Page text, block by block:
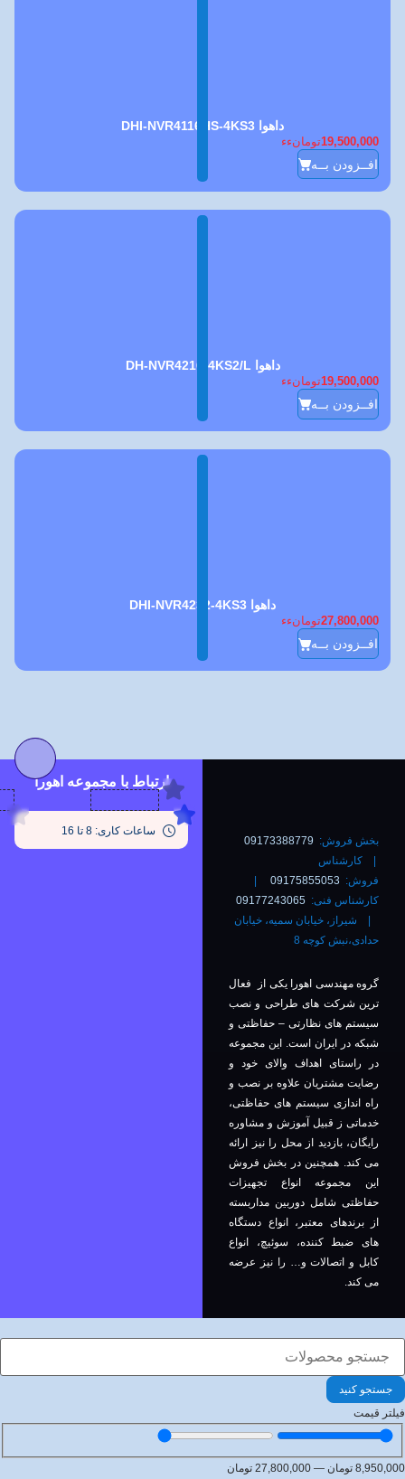
داهوا DHI-NVR4116HS-4KS3
19,500,000تومانءء
افــزودن بــه
داهوا DH-NVR4216-4KS2/L
19,500,000تومانءء
افــزودن بــه
داهوا DHI-NVR4232-4KS3
27,800,000تومانءء
افــزودن بــه
بخش فروش: 09173388779
| کارشناس
فروش: 09175855053
|
کارشناس فنی: 09177243065
| شیراز، خیابان سمیه، خیابان
حدادی،نبش کوچه 8
گروه مهندسی اهورا یکی از فعال
ترین شرکت های طراحی و نصب
سیستم های نظارتی – حفاظتی و
شبکه در ایران است. این مجموعه
در راستای اهداف والای خود و
رضایت مشتریان علاوه بر نصب و
راه اندازی سیستم های حفاظتی،
خدماتی ز قبیل آموزش و مشاوره
رایگان، بازدید از محل را نیز ارائه
می کند. همچنین در بخش فروش
این مجموعه انواع تجهیزات
حفاظتی شامل دوربین مداربسته
از برندهای معتبر، انواع دستگاه
های ضبط کننده، سوئیچ، انواع
کابل و اتصالات و… را نیز عرضه
می کند.
ارتباط با مجموعه اهورا
ساعات کاری: 8 تا 16
جستجو کنید
فیلتر قیمت
8,950,000 تومان —
27,800,000 تومان